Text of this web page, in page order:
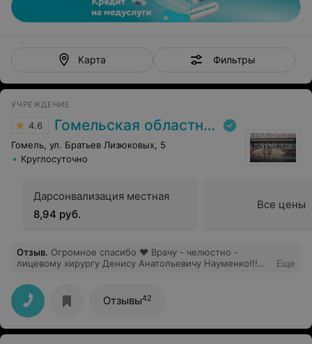
Карта Фильтры
УЧРЕЖДЕНИЕ
4.6 Гомельская областная клиническая больница
Гомель, ул. Братьев Лизюковых, 5
Круглосуточно
Дарсонвализация местная
8,94 руб.
Все цены
Отзыв. Огромное спасибо ❤️ Врачу - челюстно -
лицевому хирургу Денису Анатольевичу Науменко!!!
внимателен,вежлив,с юмором, замечательный.
Проведена ювелирная операция на высшем уровне,без
проблем!!! По прогнозам: при удалении восьмёрки
перелом челюсти, онемение левой стороны лица,
пластины и возможно шины, удаление семёрки. Всё
Еще
Отзывы42